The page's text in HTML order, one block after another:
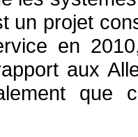
un projet
en
aux
que